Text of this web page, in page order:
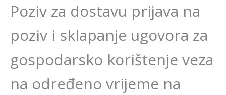
Poziv za dostavu prijava na
poziv i sklapanje ugovora za
gospodarsko korištenje veza
na određeno vrijeme na